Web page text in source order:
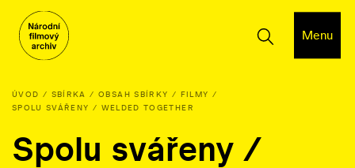
Menu
ÚVOD SBÍRKA OBSAH SBÍRKY
FILMY
SPOLU SVÁŘENY / WELDED TOGETHER
Spolu svářeny /